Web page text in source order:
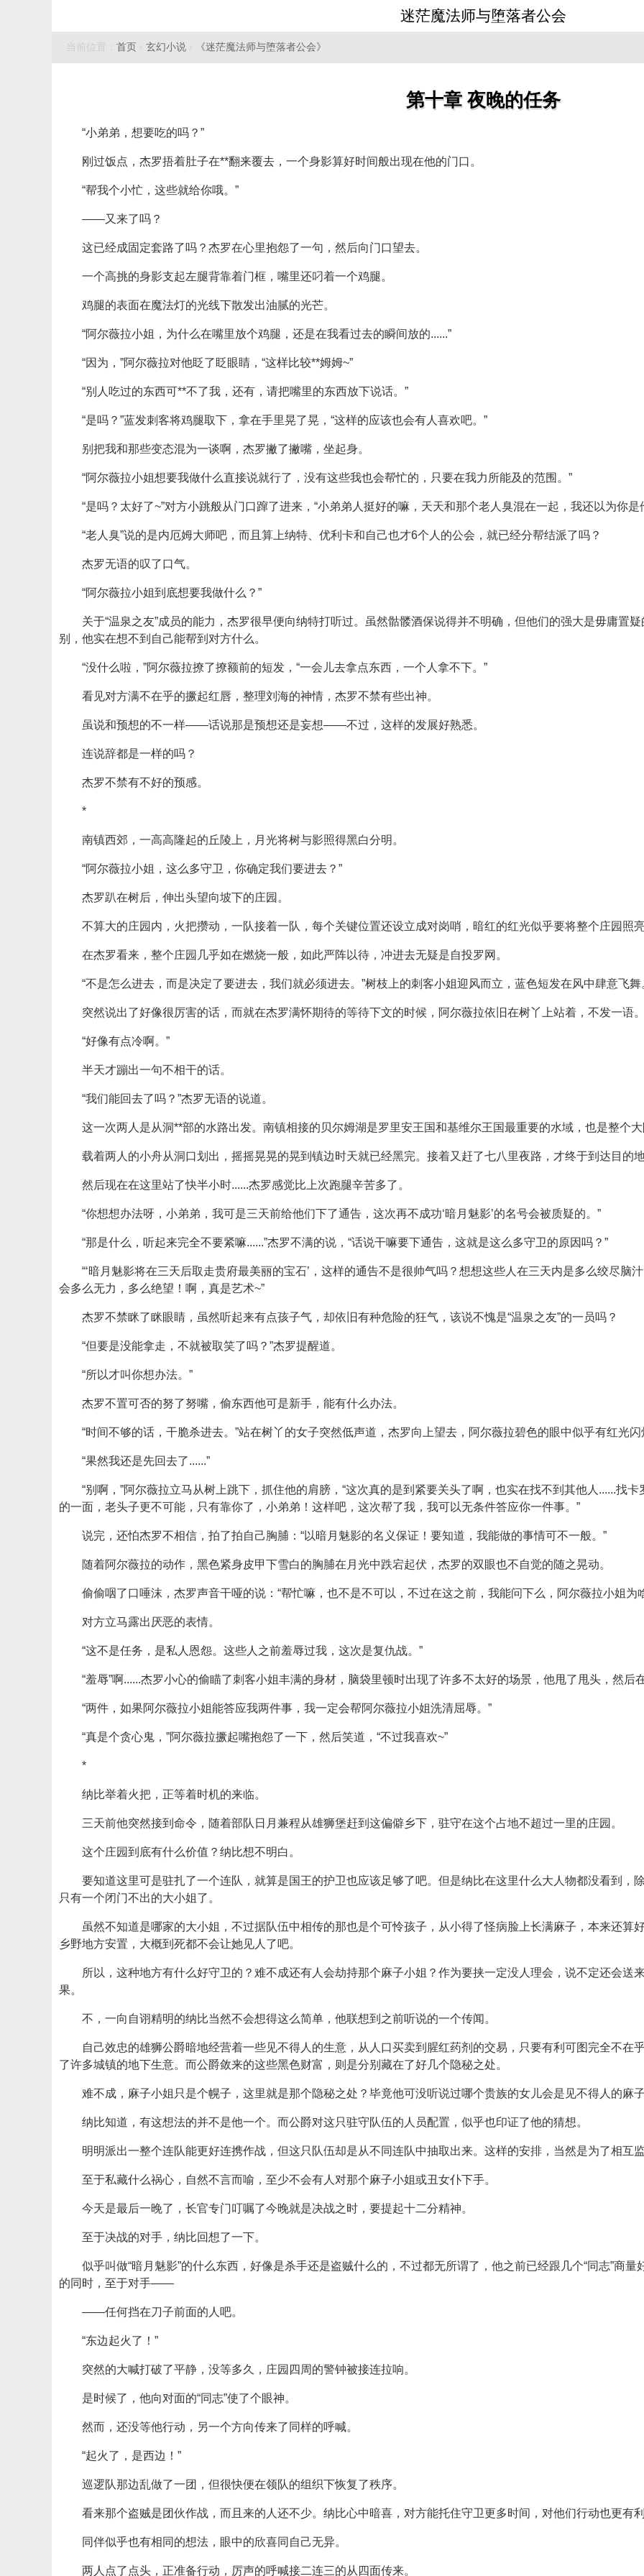
迷茫魔法师与堕落者公会
当前位置： 首页 › 玄幻小说 › 《迷茫魔法师与堕落者公会》
第十章 夜晚的任务
“小弟弟，想要吃的吗？”
刚过饭点，杰罗捂着肚子在**翻来覆去，一个身影算好时间般出现在他的门口。
“帮我个小忙，这些就给你哦。”
——又来了吗？
这已经成固定套路了吗？杰罗在心里抱怨了一句，然后向门口望去。
一个高挑的身影支起左腿背靠着门框，嘴里还叼着一个鸡腿。
鸡腿的表面在魔法灯的光线下散发出油腻的光芒。
“阿尔薇拉小姐，为什么在嘴里放个鸡腿，还是在我看过去的瞬间放的......”
“因为，”阿尔薇拉对他眨了眨眼睛，“这样比较**姆姆~”
“别人吃过的东西可**不了我，还有，请把嘴里的东西放下说话。”
“是吗？”蓝发刺客将鸡腿取下，拿在手里晃了晃，“这样的应该也会有人喜欢吧。”
别把我和那些变态混为一谈啊，杰罗撇了撇嘴，坐起身。
“阿尔薇拉小姐想要我做什么直接说就行了，没有这些我也会帮忙的，只要在我力所能及的范围。”
“是吗？太好了~”对方小跳般从门口蹿了进来，“小弟弟人挺好的嘛，天天和那个老人臭混在一起，我还以为你是
“老人臭”说的是内厄姆大师吧，而且算上纳特、优利卡和自己也才6个人的公会，就已经分帮结派了吗？
杰罗无语的叹了口气。
“阿尔薇拉小姐到底想要我做什么？”
关于“温泉之友”成员的能力，杰罗很早便向纳特打听过。虽然骷髅酒保说得并不明确，但他们的强大是毋庸置
别，他实在想不到自己能帮到对方什么。
“没什么啦，”阿尔薇拉撩了撩额前的短发，“一会儿去拿点东西，一个人拿不下。”
看见对方满不在乎的撅起红唇，整理刘海的神情，杰罗不禁有些出神。
虽说和预想的不一样——话说那是预想还是妄想——不过，这样的发展好熟悉。
连说辞都是一样的吗？
杰罗不禁有不好的预感。
*
南镇西郊，一高高隆起的丘陵上，月光将树与影照得黑白分明。
“阿尔薇拉小姐，这么多守卫，你确定我们要进去？”
杰罗趴在树后，伸出头望向坡下的庄园。
不算大的庄园内，火把攒动，一队接着一队，每个关键位置还设立成对岗哨，暗红的红光似乎要将整个庄园照
在杰罗看来，整个庄园几乎如在燃烧一般，如此严阵以待，冲进去无疑是自投罗网。
“不是怎么进去，而是决定了要进去，我们就必须进去。”树枝上的刺客小姐迎风而立，蓝色短发在风中肆意飞舞
突然说出了好像很厉害的话，而就在杰罗满怀期待的等待下文的时候，阿尔薇拉依旧在树丫上站着，不发一语
“好像有点冷啊。”
半天才蹦出一句不相干的话。
“我们能回去了吗？”杰罗无语的说道。
这一次两人是从洞**部的水路出发。南镇相接的贝尔姆湖是罗里安王国和基维尔王国最重要的水域，也是整个
载着两人的小舟从洞口划出，摇摇晃晃的晃到镇边时天就已经黑完。接着又赶了七八里夜路，才终于到达目的
然后现在在这里站了快半小时......杰罗感觉比上次跑腿辛苦多了。
“你想想办法呀，小弟弟，我可是三天前给他们下了通告，这次再不成功‘暗月魅影’的名号会被质疑的。”
“那是什么，听起来完全不要紧嘛......”杰罗不满的说，“话说干嘛要下通告，这就是这么多守卫的原因吗？”
“‘暗月魅影将在三天后取走贵府最美丽的宝石’，这样的通告不是很帅气吗？想想这些人在三天内是多么绞尽脑
会多么无力，多么绝望！啊，真是艺术~”
杰罗不禁眯了眯眼睛，虽然听起来有点孩子气，却依旧有种危险的狂气，该说不愧是“温泉之友”的一员吗？
“但要是没能拿走，不就被取笑了吗？”杰罗提醒道。
“所以才叫你想办法。”
杰罗不置可否的努了努嘴，偷东西他可是新手，能有什么办法。
“时间不够的话，干脆杀进去。”站在树丫的女子突然低声道，杰罗向上望去，阿尔薇拉碧色的眼中似乎有红光闪
“果然我还是先回去了......”
“别啊，”阿尔薇拉立马从树上跳下，抓住他的肩膀，“这次真的是到紧要关头了啊，也实在找不到其他人......找
的一面，老头子更不可能，只有靠你了，小弟弟！这样吧，这次帮了我，我可以无条件答应你一件事。”
说完，还怕杰罗不相信，拍了拍自己胸脯：“以暗月魅影的名义保证！要知道，我能做的事情可不一般。”
随着阿尔薇拉的动作，黑色紧身皮甲下雪白的胸脯在月光中跌宕起伏，杰罗的双眼也不自觉的随之晃动。
偷偷咽了口唾沫，杰罗声音干哑的说：“帮忙嘛，也不是不可以，不过在这之前，我能问下么，阿尔薇拉小姐为
对方立马露出厌恶的表情。
“这不是任务，是私人恩怨。这些人之前羞辱过我，这次是复仇战。”
“羞辱”啊......杰罗小心的偷瞄了刺客小姐丰满的身材，脑袋里顿时出现了许多不太好的场景，他甩了甩头，然
“两件，如果阿尔薇拉小姐能答应我两件事，我一定会帮阿尔薇拉小姐洗清屈辱。”
“真是个贪心鬼，”阿尔薇拉撅起嘴抱怨了一下，然后笑道，“不过我喜欢~”
*
纳比举着火把，正等着时机的来临。
三天前他突然接到命令，随着部队日月兼程从雄狮堡赶到这偏僻乡下，驻守在这个占地不超过一里的庄园。
这个庄园到底有什么价值？纳比想不明白。
要知道这里可是驻扎了一个连队，就算是国王的护卫也应该足够了吧。但是纳比在这里什么大人物都没看到，
只有一个闭门不出的大小姐了。
虽然不知道是哪家的大小姐，不过据队伍中相传的那也是个可怜孩子，从小得了怪病脸上长满麻子，本来还算
乡野地方安置，大概到死都不会让她见人了吧。
所以，这种地方有什么好守卫的？难不成还有人会劫持那个麻子小姐？作为要挟一定没人理会，说不定还会送
果。
不，一向自诩精明的纳比当然不会想得这么简单，他联想到之前听说的一个传闻。
自己效忠的雄狮公爵暗地经营着一些见不得人的生意，从人口买卖到腥红药剂的交易，只要有利可图完全不在
了许多城镇的地下生意。而公爵敛来的这些黑色财富，则是分别藏在了好几个隐秘之处。
难不成，麻子小姐只是个幌子，这里就是那个隐秘之处？毕竟他可没听说过哪个贵族的女儿会是见不得人的麻
纳比知道，有这想法的并不是他一个。而公爵对这只驻守队伍的人员配置，似乎也印证了他的猜想。
明明派出一整个连队能更好连携作战，但这只队伍却是从不同连队中抽取出来。这样的安排，当然是为了相互
至于私藏什么祸心，自然不言而喻，至少不会有人对那个麻子小姐或丑女仆下手。
今天是最后一晚了，长官专门叮嘱了今晚就是决战之时，要提起十二分精神。
至于决战的对手，纳比回想了一下。
似乎叫做“暗月魅影”的什么东西，好像是杀手还是盗贼什么的，不过都无所谓了，他之前已经跟几个“同志”商
的同时，至于对手——
——任何挡在刀子前面的人吧。
“东边起火了！”
突然的大喊打破了平静，没等多久，庄园四周的警钟被接连拉响。
是时候了，他向对面的“同志”使了个眼神。
然而，还没等他行动，另一个方向传来了同样的呼喊。
“起火了，是西边！”
巡逻队那边乱做了一团，但很快便在领队的组织下恢复了秩序。
看来那个盗贼是团伙作战，而且来的人还不少。纳比心中暗喜，对方能托住守卫更多时间，对他们行动也更有
同伴似乎也有相同的想法，眼中的欣喜同自己无异。
两人点了点头，正准备行动，厉声的呼喊接二连三的从四面传来。